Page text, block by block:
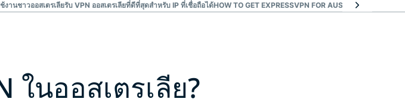
านชาวออสเตรเลียรับ VPN ออสเตรเลียที่ดีที่สุดสำหรับ IP ที่เชื่อถือได้HOW TO GET EXPRESSVPN FOR AUSTRALIA IN 3
ในออสเตรเลีย?